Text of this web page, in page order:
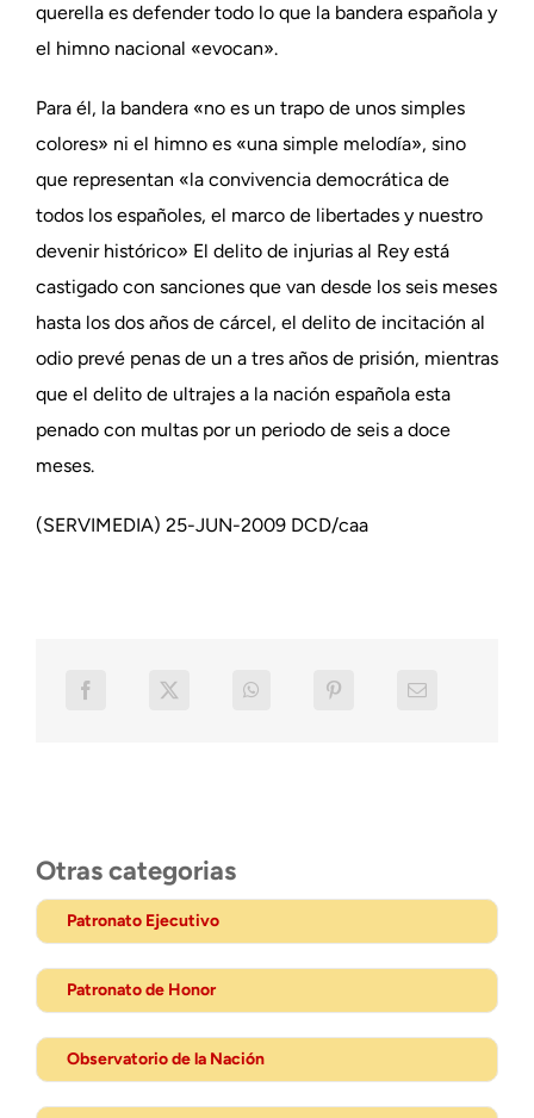
querella es defender todo lo que la bandera española y
el himno nacional «evocan».
Para él, la bandera «no es un trapo de unos simples
colores» ni el himno es «una simple melodía», sino
que representan «la convivencia democrática de
todos los españoles, el marco de libertades y nuestro
devenir histórico» El delito de injurias al Rey está
castigado con sanciones que van desde los seis meses
hasta los dos años de cárcel, el delito de incitación al
odio prevé penas de un a tres años de prisión, mientras
que el delito de ultrajes a la nación española esta
penado con multas por un periodo de seis a doce
meses.
(SERVIMEDIA) 25-JUN-2009 DCD/caa
Otras categorias
Patronato Ejecutivo
Patronato de Honor
Observatorio de la Nación